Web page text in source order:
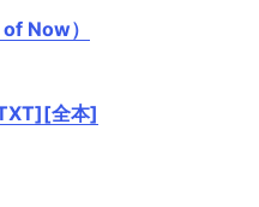
Now）
全本]